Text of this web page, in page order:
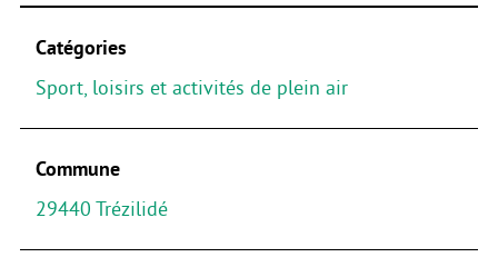
Catégories
Sport, loisirs et activités de plein air
Commune
29440 Trézilidé